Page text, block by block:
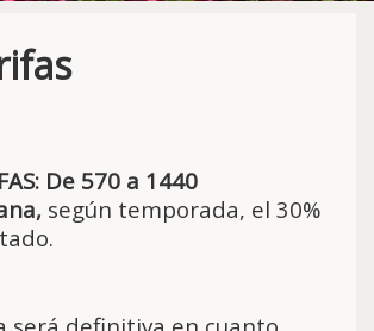
De 570 a 1440
según temporada, el 30%